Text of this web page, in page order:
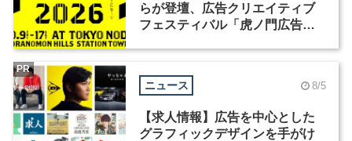
らが登壇、広告クリエイティブ
フェスティバル「虎ノ門広告
ニュース 8/5
【求人情報】広告を中心とした
グラフィックデザインを手がけ
PR